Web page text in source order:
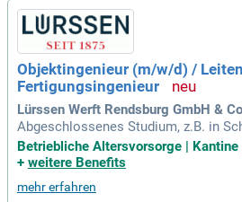
Objektingenieur (m/w/d) /
Fertigungsingenieur
Lürssen Werft Rendsburg GmbH &
Abgeschlossenes Studium, z.B. in
u / Ingenieurwesen /
ungs-) Erfahrung in der Schiffbau-/
des Deutsch und
Betriebliche Altersvorsorge |
+ weitere Benefits
mehr erfahren